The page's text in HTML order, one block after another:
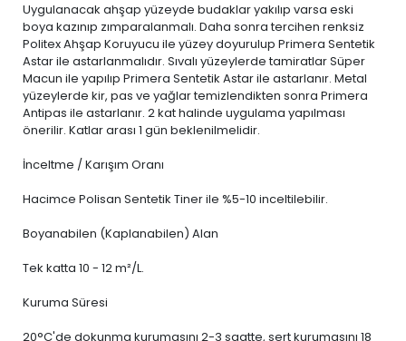
Uygulanacak ahşap yüzeyde budaklar yakılıp varsa eski
boya kazınıp zımparalanmalı. Daha sonra tercihen renksiz
Politex Ahşap Koruyucu ile yüzey doyurulup Primera Sentetik
Astar ile astarlanmalıdır. Sıvalı yüzeylerde tamiratlar Süper
Macun ile yapılıp Primera Sentetik Astar ile astarlanır. Metal
yüzeylerde kir, pas ve yağlar temizlendikten sonra Primera
Antipas ile astarlanır. 2 kat halinde uygulama yapılması
önerilir. Katlar arası 1 gün beklenilmelidir.
İnceltme / Karışım Oranı
Hacimce Polisan Sentetik Tiner ile %5-10 inceltilebilir.
Boyanabilen (Kaplanabilen) Alan
Tek katta 10 - 12 m²/L.
Kuruma Süresi
20°C'de dokunma kurumasını 2-3 saatte, sert kurumasını 18